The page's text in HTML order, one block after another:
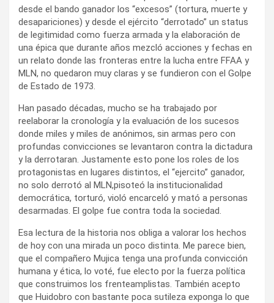
desde el bando ganador los “excesos” (tortura, muerte y
desapariciones) y desde el ejército “derrotado” un status
de legitimidad como fuerza armada y la elaboración de
una épica que durante años mezcló acciones y fechas en
un relato donde las fronteras entre la lucha entre FFAA y
MLN, no quedaron muy claras y se fundieron con el Golpe
de Estado de 1973.
Han pasado décadas, mucho se ha trabajado por
reelaborar la cronología y la evaluación de los sucesos
donde miles y miles de anónimos, sin armas pero con
profundas convicciones se levantaron contra la dictadura
y la derrotaran. Justamente esto pone los roles de los
protagonistas en lugares distintos, el “ejercito” ganador,
no solo derrotó al MLN,pisoteó la institucionalidad
democrática, torturó, violó encarceló y mató a personas
desarmadas. El golpe fue contra toda la sociedad.
Esa lectura de la historia nos obliga a valorar los hechos
de hoy con una mirada un poco distinta. Me parece bien,
que el compañero Mujica tenga una profunda convicción
humana y ética, lo voté, fue electo por la fuerza política
que construimos los frenteamplistas. También acepto
que Huidobro con bastante poca sutileza exponga lo que